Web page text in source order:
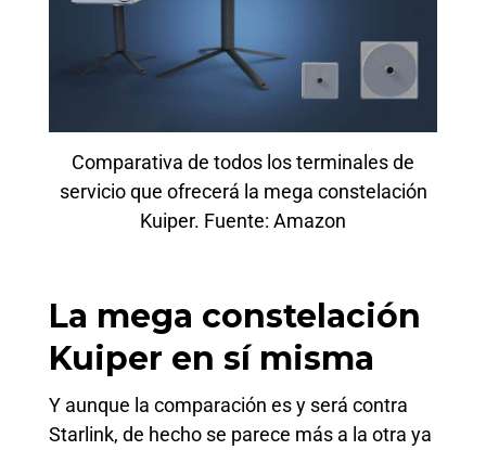
Comparativa de todos los terminales de
servicio que ofrecerá la mega constelación
Kuiper. Fuente: Amazon
La mega constelación
Kuiper en sí misma
Y aunque la comparación es y será contra
Starlink, de hecho se parece más a la otra ya